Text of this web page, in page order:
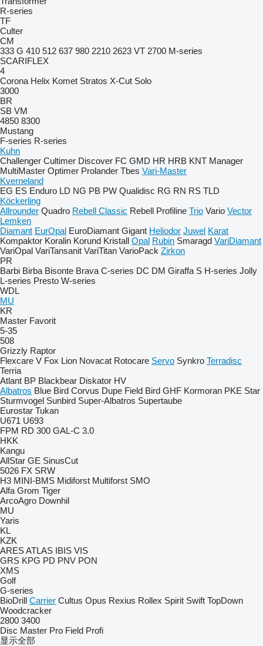
R-series
TF
Culter
CM
333 G 410 512 637 980 2210 2623 VT 2700 M-series
SCARIFLEX
4
Corona Helix Komet Stratos X-Cut Solo
3000
BR
SB VM
4850 8300
Mustang
F-series R-series
Kuhn
Challenger Cultimer Discover FC GMD HR HRB KNT Manager
MultiMaster Optimer Prolander Tbes Vari-Master
Kverneland
EG ES Enduro LD NG PB PW Qualidisc RG RN RS TLD
Köckerling
Allrounder Quadro Rebell Classic Rebell Profiline Trio Vario Vector
Lemken
Diamant EurOpal EuroDiamant Gigant Heliodor Juwel Karat
Kompaktor Koralin Korund Kristall Opal Rubin Smaragd VariDiamant
VariOpal VariTansanit VariTitan VarioPack Zirkon
PR
Barbi Birba Bisonte Brava C-series DC DM Giraffa S H-series Jolly
L-series Presto W-series
WDL
MU
KR
Master Favorit
5-35
508
Grizzly Raptor
Flexcare V Fox Lion Novacat Rotocare Servo Synkro Terradisc
Terria
Atlant BP Blackbear Diskator HV
Albatros Blue Bird Corvus Dupe Field Bird GHF Kormoran PKE Star
Sturmvogel Sunbird Super-Albatros Supertaube
Eurostar Tukan
U671 U693
FPM RD 300 GAL-C 3.0
HKK
Kangu
AllStar GE SinusCut
5026 FX SRW
H3 MINI-BMS Midiforst Multiforst SMO
Alfa Grom Tiger
ArcoAgro Downhil
MU
Yaris
KL
KZK
ARESATLAS IBIS VIS
GRS KPG PD PNV PON
XMS
Golf
G-series
BioDrill Carrier Cultus Opus Rexius Rollex Spirit Swift TopDown
Woodcracker
2800 3400
Disc Master Pro Field Profi
显示全部